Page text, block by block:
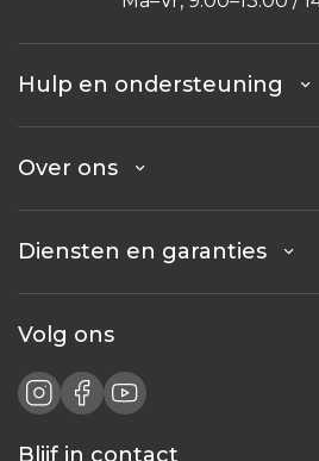
Hulp en ondersteuning
Over ons
Diensten en garanties
Volg ons
Blijf in contact